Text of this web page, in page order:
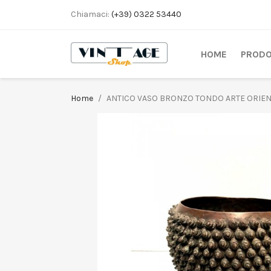
Chiamaci: (+39) 0322 53440
HOME
Home ANTICO VASO BRONZO TONDO ARTE